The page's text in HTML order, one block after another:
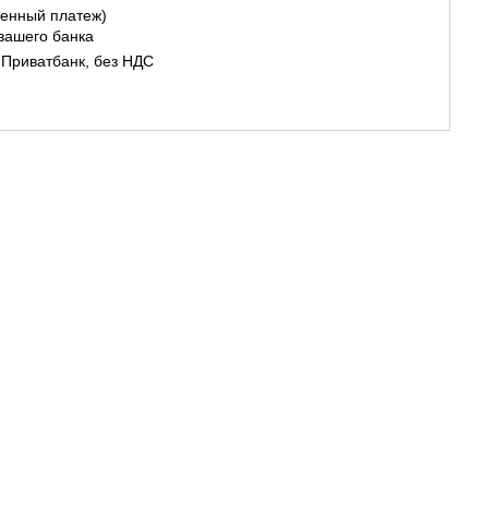
платеж)
банка
без НДС